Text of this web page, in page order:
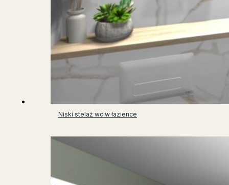
Niski stelaż wc w łazience